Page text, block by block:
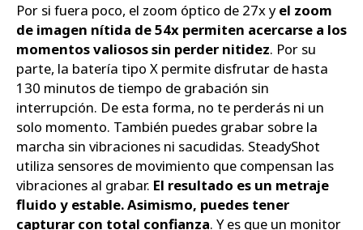
Por si fuera poco, el zoom óptico de 27x yel zoom
de imagen nítida de 54x permiten acercarse a los
momentos valiosos sin perder nitidez. Por su
parte, la batería tipo X permite disfrutar de hasta
130 minutos de tiempo de grabación sin
interrupción. De esta forma, no te perderás ni un
solo momento. También puedes grabar sobre la
marcha sin vibraciones ni sacudidas. SteadyShot
utiliza sensores de movimiento que compensan las
vibraciones al grabar. El resultado es un metraje
fluido y estable. Asimismo, puedes tener
capturar con total confianza. Y es que un monitor